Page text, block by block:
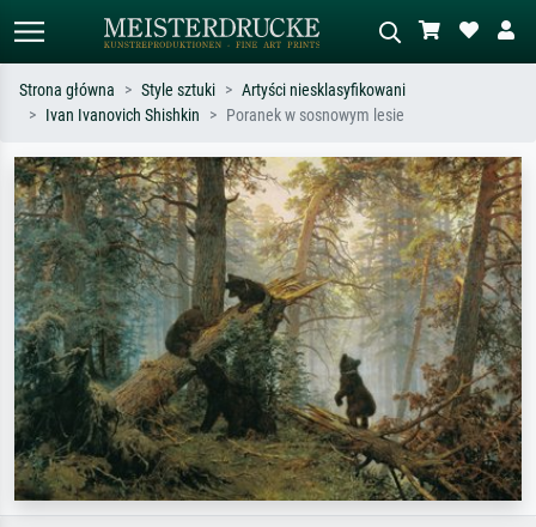
Szukaj wg artysty, tytułu lub stylu – np.
Monet, Gwiaździsta noc,
impresjonizm, fala Hokusaia, akt.
Opisz scenę – np. zielona łąka,
abstrakcja z czerwienią, ciemny olej,
stojący akt obok drzewa.
Strona główna Style sztuki
Artyści niesklasyfikowani
Ivan Ivanovich Shishkin
Poranek w sosnowym lesie